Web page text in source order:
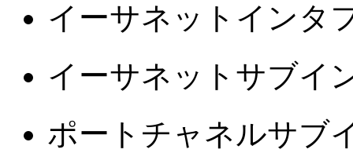
イーサネットインタ
イーサネットサブイ
ポートチャネルサブ